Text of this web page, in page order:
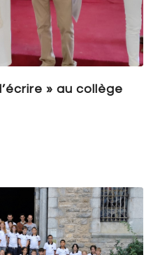
» au collège